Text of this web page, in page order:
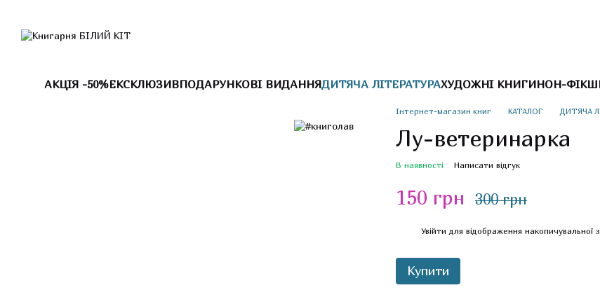
АКЦІЯ -50%ЕКСКЛЮЗИВПОДАРУНКОВІ ВИДАННЯДИТЯЧА ЛІТЕРАТУРАХУДОЖНІ КНИГИНОН-
Інтернет-магазин книг КАТАЛОГ ДИТЯЧА
Лу-ветеринарка
В наявності Написати відгук
150 грн 300 грн
Увійти для відображення накопичувальної
Купити